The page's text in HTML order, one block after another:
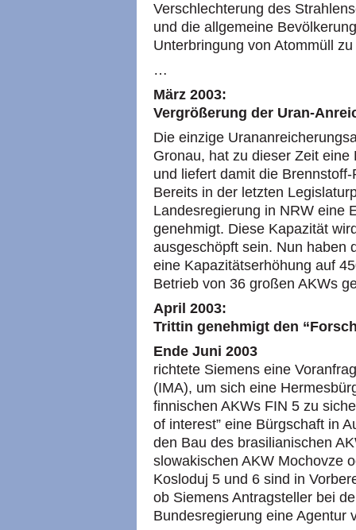
Verschlechterung des
und die allgemeine
Unterbringung von Atommüll
…
März 2003:
Vergrößerung der Uran-
Die einzige
Gronau, hat zu dieser Zeit
und liefert damit die
Bereits in der letzten
Landesregierung in NRW eine
genehmigt. Diese Kapazität
ausgeschöpft sein. Nun haben
eine Kapazitätserhöhung auf
Betrieb von 36 großen AKWs
April 2003:
Trittin genehmigt den
Ende Juni 2003
richtete Siemens eine
(IMA), um sich eine
finnischen AKWs FIN 5 zu
of interest” eine Bürgschaft in
den Bau des brasilianischen
slowakischen AKW Mochovze
Kosloduj 5 und 6 sind in
ob Siemens Antragsteller bei
Bundesregierung eine Agentur